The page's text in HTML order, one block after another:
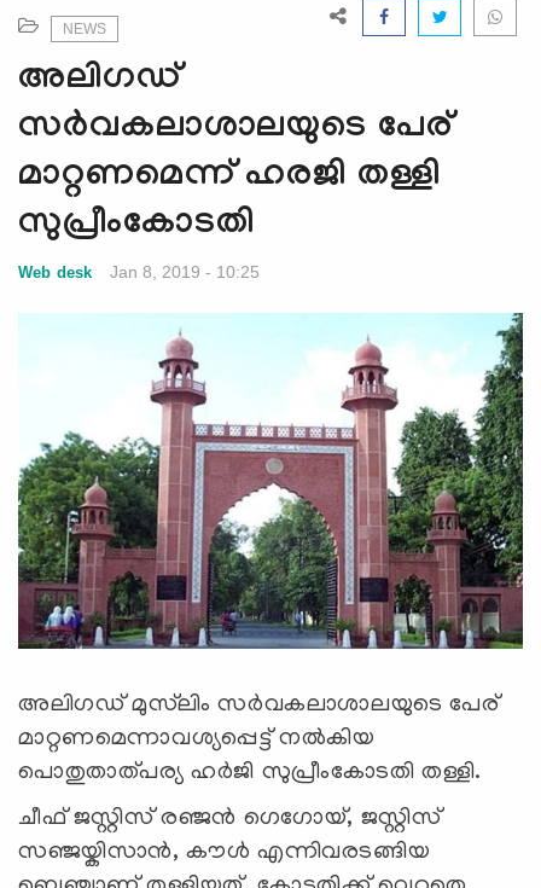
v
i
g
t
i
o
n
NEWS
അലിഗഡ്
സര്‍വകലാശാലയുടെ പേര്
മാറ്റണമെന്ന് ഹരജി തള്ളി
സുപ്രീംകോടതി
Web desk Jan 8, 2019 - 10:25
അലിഗഡ് മുസ്‌ലിം സര്‍വകലാശാലയുടെ പേര്
മാറ്റണമെന്നാവശ്യപ്പെട്ട് നല്‍കിയ
പൊതുതാത്പര്യ ഹര്‍ജി സുപ്രീംകോടതി തള്ളി.
ചീഫ് ജസ്റ്റിസ് രഞ്ജന്‍ ഗെഗോയ്, ജസ്റ്റിസ്
സഞ്ജയ്കിസാന്‍, കൗള്‍ എന്നിവരടങ്ങിയ